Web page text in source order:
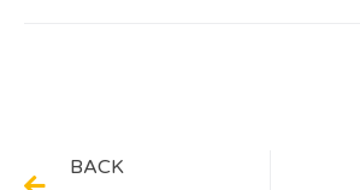
BACK